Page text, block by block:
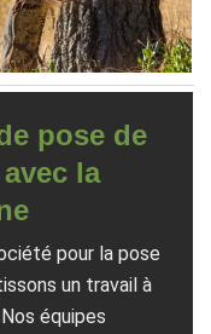
pose de
la
pour la pose
un travail à
équipes